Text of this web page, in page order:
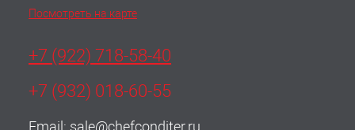
Посмотреть на карте
+7 (922) 718-58-40
+7 (932) 018-60-55
Email: sale@chefconditer.ru